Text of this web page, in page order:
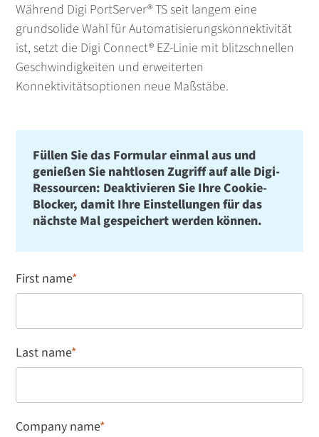
Während Digi PortServer® TS seit langem eine
grundsolide Wahl für Automatisierungskonnektivität
ist, setzt die Digi Connect® EZ-Linie mit blitzschnellen
Geschwindigkeiten und erweiterten
Konnektivitätsoptionen neue Maßstäbe.
Füllen Sie das Formular einmal aus und
genießen Sie nahtlosen Zugriff auf alle Digi-
Ressourcen: Deaktivieren Sie Ihre Cookie-
Blocker, damit Ihre Einstellungen für das
nächste Mal gespeichert werden können.
First name*
Last name*
Company name*